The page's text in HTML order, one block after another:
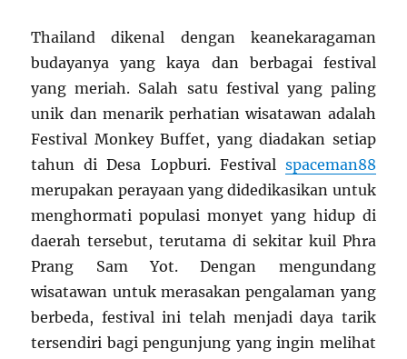
Thailand dikenal dengan keanekaragaman
budayanya yang kaya dan berbagai festival
yang meriah. Salah satu festival yang paling
unik dan menarik perhatian wisatawan adalah
Festival Monkey Buffet, yang diadakan setiap
tahun di Desa Lopburi. Festival spaceman88
merupakan perayaan yang didedikasikan untuk
menghormati populasi monyet yang hidup di
daerah tersebut, terutama di sekitar kuil Phra
Prang Sam Yot. Dengan mengundang
wisatawan untuk merasakan pengalaman yang
berbeda, festival ini telah menjadi daya tarik
tersendiri bagi pengunjung yang ingin melihat